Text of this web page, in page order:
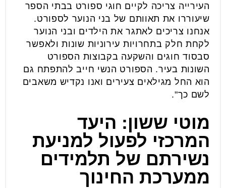
העירייה צריכה לקיים חוגי ספורט בבתי הספר
שיעוררו את תאוותם של בני הנוער לספורט.
אנחנו צריכים לאתגר את הילדים ובני הנוער
לקחת חלק בתחרויות עירוניות שונות ולאפשר
סבסוד חוגים והשקעה בקבוצות הספורט
השונות בעיר. הספורט הנשי חייב להתפתח גם
הוא החל מגילאים צעירים ואנו נקדיש משאבים
לשם כך".
מוטי ששון: היעד
המרכזי לפעול למניעת
נשירתם של תלמידים
ממערכת החינוך